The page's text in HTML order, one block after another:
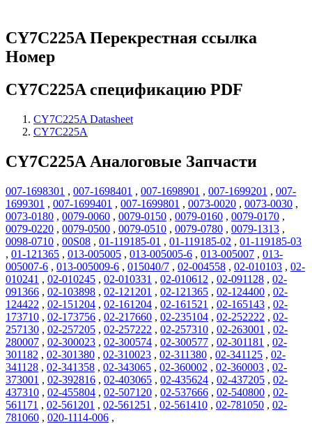
CY7C225A Перекрестная ссылка
Номер
CY7C225A спецификацию PDF
CY7C225A Datasheet
CY7C225A
CY7C225A Аналоговые Запчасти
007-1698301 , 007-1698401 , 007-1698901 , 007-1699201 , 007-
1699301 , 007-1699401 , 007-1699801 , 0073-0020 , 0073-0030 ,
0073-0180 , 0079-0060 , 0079-0150 , 0079-0160 , 0079-0170 ,
0079-0220 , 0079-0500 , 0079-0510 , 0079-0780 , 0079-1313 ,
0098-0710 , 00S08 , 01-119185-01 , 01-119185-02 , 01-119185-03
, 01-121365 , 013-005005 , 013-005005-6 , 013-005007 , 013-
005007-6 , 013-005009-6 , 015040/7 , 02-004558 , 02-010103 , 02-
010241 , 02-010245 , 02-010331 , 02-010612 , 02-091128 , 02-
091366 , 02-103898 , 02-121201 , 02-121365 , 02-124400 , 02-
124422 , 02-151204 , 02-161204 , 02-161521 , 02-165143 , 02-
173710 , 02-173756 , 02-217660 , 02-235104 , 02-252222 , 02-
257130 , 02-257205 , 02-257222 , 02-257310 , 02-263001 , 02-
280007 , 02-300023 , 02-300574 , 02-300577 , 02-301181 , 02-
301182 , 02-301380 , 02-310023 , 02-311380 , 02-341125 , 02-
341128 , 02-341358 , 02-343065 , 02-360002 , 02-360003 , 02-
373001 , 02-392816 , 02-403065 , 02-435624 , 02-437205 , 02-
437310 , 02-455804 , 02-507120 , 02-537666 , 02-540800 , 02-
561171 , 02-561201 , 02-561251 , 02-561410 , 02-781050 , 02-
781060 , 020-1114-006 ,